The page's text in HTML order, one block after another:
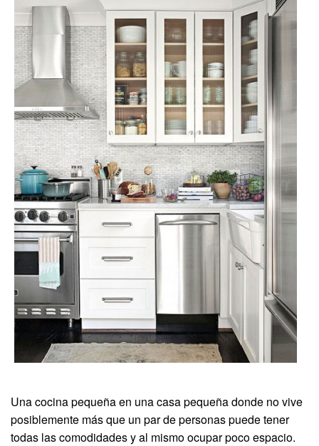
Una cocina pequeña en una casa pequeña donde no vive
posiblemente más que un par de personas puede tener
todas las comodidades y al mismo ocupar poco espacio.